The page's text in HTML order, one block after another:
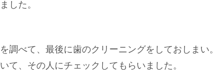
した。
調べて、最後に歯のクリーニングをしておしまい。
て、その人にチェックしてもらいました。